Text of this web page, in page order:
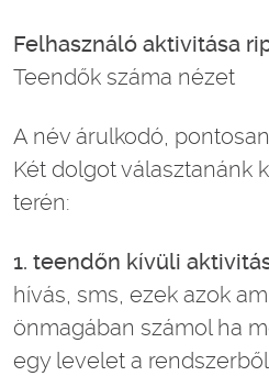
Felhasználó aktivitása
Teendők száma nézet
A név árulkodó,
Két dolgot választanánk
terén:
1. teendőn kívüli
hívás, sms, ezek azok
önmagában számol ha
egy levelet a